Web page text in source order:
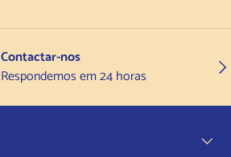
Contactar-nos
Respondemos em 24 horas